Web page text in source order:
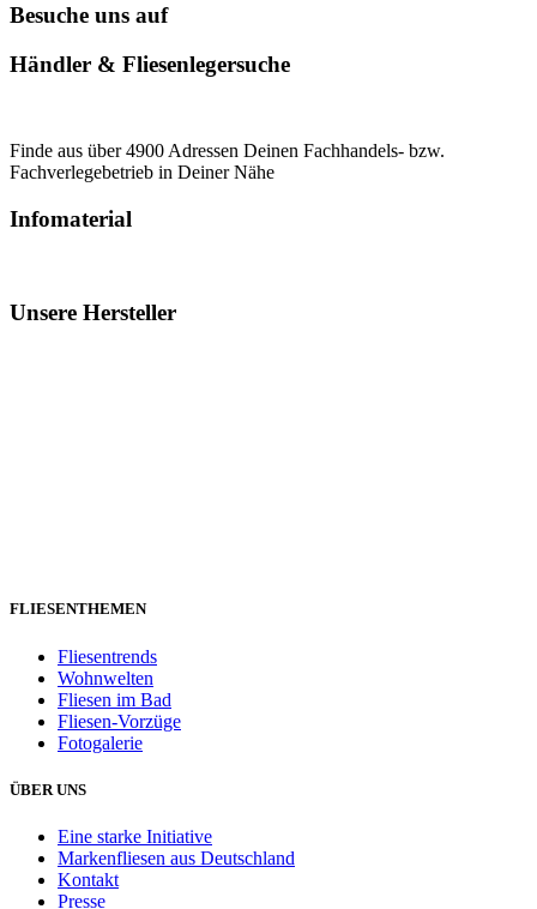
Besuche uns auf
Händler & Fliesenlegersuche
Finde aus über 4900 Adressen Deinen Fachhandels- bzw.
Fachverlegebetrieb in Deiner Nähe
Infomaterial
Unsere Hersteller
FLIESENTHEMEN
Fliesentrends
Wohnwelten
Fliesen im Bad
Fliesen-Vorzüge
Fotogalerie
ÜBER UNS
Eine starke Initiative
Markenfliesen aus Deutschland
Kontakt
Presse